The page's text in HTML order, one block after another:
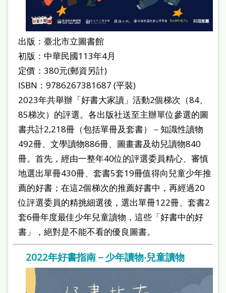
府
網
站
資
料
開
放
宣
告
著
作
權
侵
出版：臺北市立圖書館
初版：中華民國113年4月
定價：380元(郵資另計)
ISBN：9786267381687 (平裝)
2023年共舉辦「好書大家讀」活動2個梯次（84、
85梯次）的評選。各出版社送至主辦單位參選的圖
書共計2,218冊（包括單冊及套書）－知識性讀物
492冊、文學讀物886冊、圖畫書及幼兒讀物840
冊。首先，經由一整年40位的評選委員精心、審慎
地選出單冊430冊、套書5套19冊值得向兒童少年推
薦的好書；在這2個梯次的推薦好書中，再經過20
位評選委員的精挑細選後，選出單冊122冊、套書2
套6冊年度最佳少年兒童讀物，這些「好書中的好
書」，絕對是不能不看的優良圖書。
2022年好書指南－少年讀物‧兒童讀物